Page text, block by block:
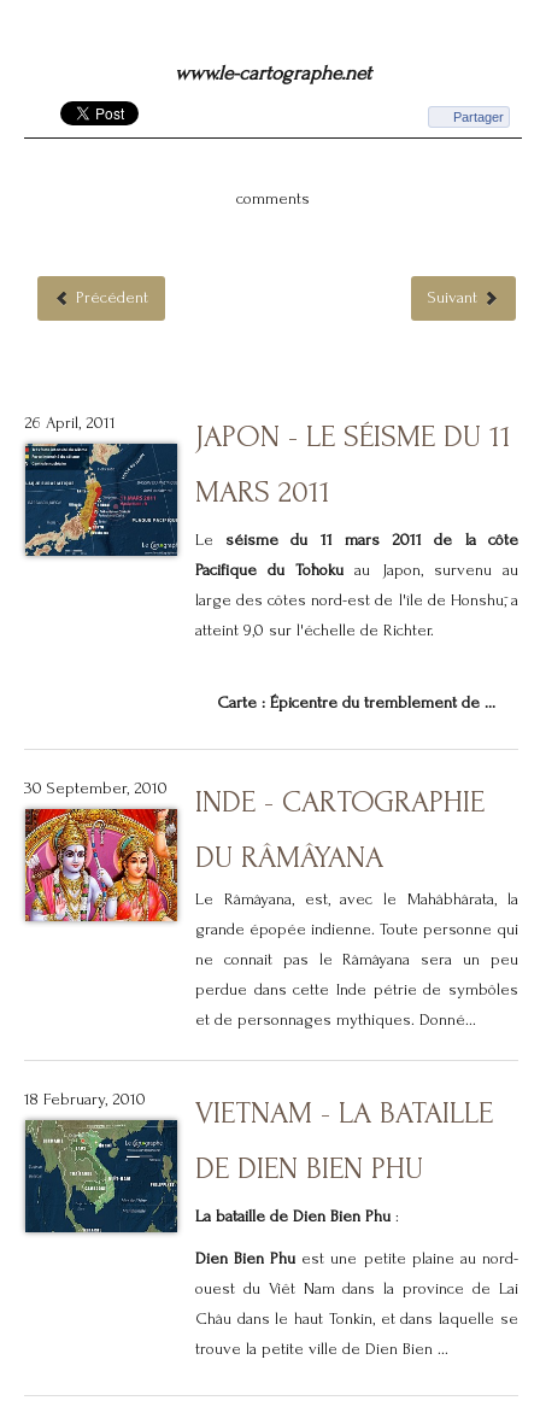
www.le-cartographe.net
Partager
comments
Précédent Suivant
26 April, 2011
JAPON - LE SÉISME DU 11
MARS 2011
Le séisme du 11 mars 2011 de la côte
Pacifique du Tōhoku au Japon, survenu au
large des côtes nord-est de l'île de Honshū, a
atteint 9,0 sur l'échelle de Richter.
Carte : Épicentre du tremblement de ...
30 September, 2010
INDE - CARTOGRAPHIE
DU RÂMÂYANA
Le Râmâyana, est, avec le Mahâbhârata, la
grande épopée indienne. Toute personne qui
ne connait pas le Râmâyana sera un peu
perdue dans cette Inde pétrie de symbôles
et de personnages mythiques. Donné...
18 February, 2010
VIETNAM - LA BATAILLE
DE DIEN BIEN PHU
La bataille de Dien Bien Phu:
Dien Bien Phu est une petite plaine au nord-
ouest du Viêt Nam dans la province de Lai
Châu dans le haut Tonkin, et dans laquelle se
trouve la petite ville de Dien Bien ...